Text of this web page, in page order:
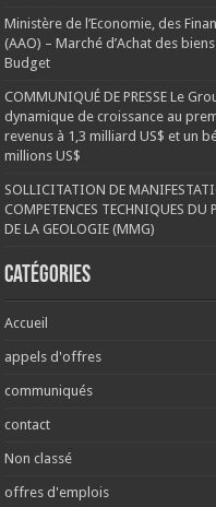
Ministère de l’Economie, des
(AAO) – Marché d’Achat des
Budget
COMMUNIQUÉ DE PRESSE Le
dynamique de croissance au
revenus à 1,3 milliard US$ et un
millions US$
SOLLICITATION DE
COMPETENCES TECHNIQUES DU
DE LA GEOLOGIE (MMG)
Catégories
Accueil
appels d'offres
communiqués
contact
Non classé
offres d'emplois